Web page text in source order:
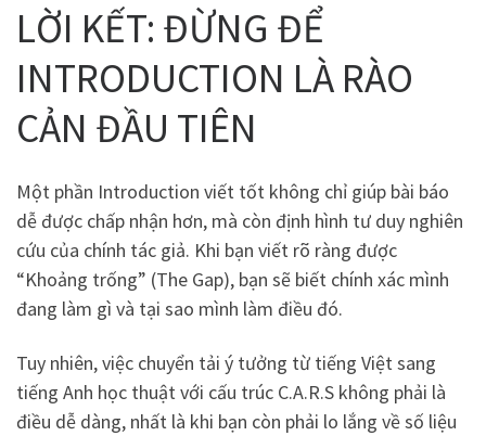
LỜI KẾT: ĐỪNG ĐỂ
INTRODUCTION LÀ RÀO
CẢN ĐẦU TIÊN
Một phần Introduction viết tốt không chỉ giúp bài báo
dễ được chấp nhận hơn, mà còn định hình tư duy nghiên
cứu của chính tác giả. Khi bạn viết rõ ràng được
“Khoảng trống” (The Gap), bạn sẽ biết chính xác mình
đang làm gì và tại sao mình làm điều đó.
Tuy nhiên, việc chuyển tải ý tưởng từ tiếng Việt sang
tiếng Anh học thuật với cấu trúc C.A.R.S không phải là
điều dễ dàng, nhất là khi bạn còn phải lo lắng về số liệu